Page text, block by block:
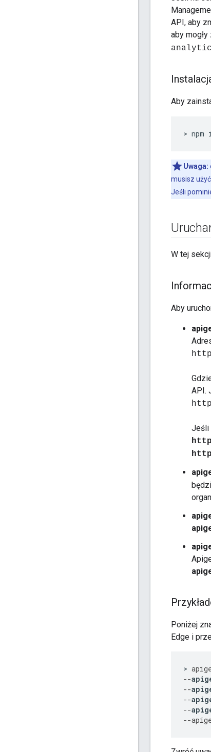
API, aby
aby
Aby
>
Uwaga:
musisz użyć
Jeśli
W tej
Aby
API.
Jeśli
Poniżej
Edge i
>
--
--
--
--
--